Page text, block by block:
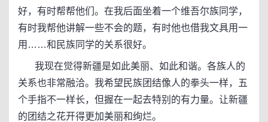
好，有时帮帮他们。在我后面坐着一个维吾尔族同学，
有时我帮他讲解一些不会的题，有时他也借我文具用一
用……和民族同学的关系很好。
我现在觉得新疆是如此美丽、如此和谐。各族人的
关系也非常融洽。我希望民族团结像人的拳头一样，五
个手指不一样长，但握在一起去特别的有力量。让新疆
的团结之花开得更加美丽和绚烂。